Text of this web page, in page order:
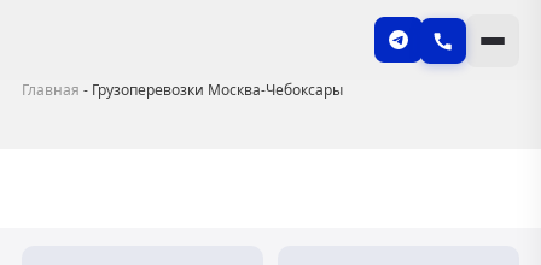
Главная - Грузоперевозки Москва-Чебоксары